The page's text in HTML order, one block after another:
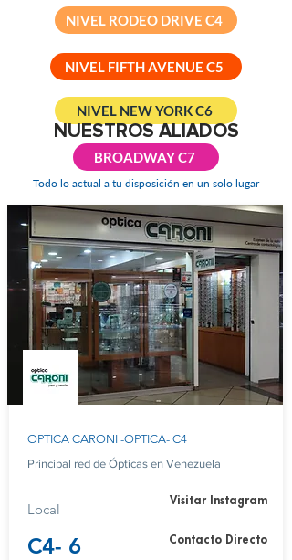
NIVEL RODEO DRIVE C4
NIVEL FIFTH AVENUE C5
NIVEL NEW YORK C6
BROADWAY C7
NUESTROS ALIADOS
Todo lo actual a tu disposición en un solo lugar
OPTICA CARONI -OPTICA- C4
Principal red de Ópticas en Venezuela
Local
Visitar Instagram
C4- 6 Contacto Directo